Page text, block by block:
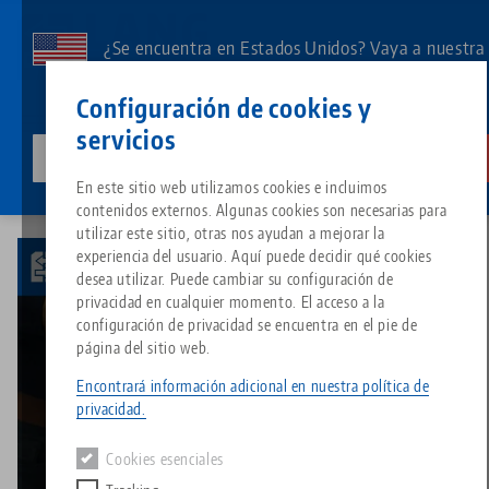
Configuración de cookies y
servicios
En este sitio web utilizamos cookies e incluimos
contenidos externos. Algunas cookies son necesarias para
utilizar este sitio, otras nos ayudan a mejorar la
experiencia del usuario. Aquí puede decidir qué cookies
desea utilizar. Puede cambiar su configuración de
privacidad en cualquier momento. El acceso a la
configuración de privacidad se encuentra en el pie de
página del sitio web.
Encontrará información adicional en nuestra política de
privacidad.
Cookies esenciales
contenido
¿Se encuentra en Estados Unidos? Vaya a nuestra
de su país.
Todo de una sola fuente
Sistema de sujeción de punto
Portapiezas
Grupo de
Tipos de productos
Resumen de productos
Acerca de LANG
Filosofía
Innovaciones
Descargas
FAQ
Solicitud de catálogo
Blog
Noticias
Eventos
Productos correspondientes
Lo sentimos. No hemos podido encontrar ningún resultado.
Ir a la página del producto
Search
Descargas
Breadcrumb
Este vídeo está alojado en YouTube. Para ver el vídeo,
acepte las cookies multimedia en el
privacidad